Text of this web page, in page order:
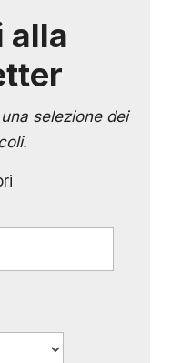
alla
selezione dei